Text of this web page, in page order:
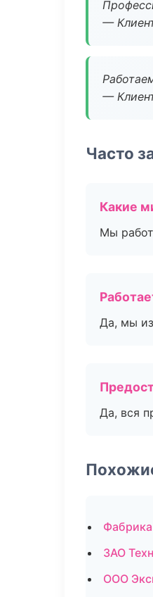
—
—
Часто
Какие
Мы
Да, мы
Да, вся
ЗАО
ООО